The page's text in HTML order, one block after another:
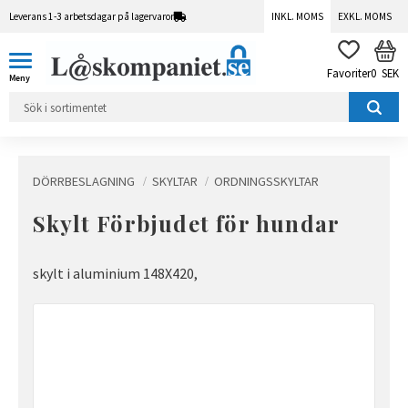
Leverans 1-3 arbetsdagar på lagervaror INKL. MOMS EXKL. MOMS
FAVORITER
0 SEK
DÖRRBESLAGNING SKYLTAR ORDNINGSSKYLTAR
Skylt Förbjudet för hundar
skylt i aluminium 148X420,